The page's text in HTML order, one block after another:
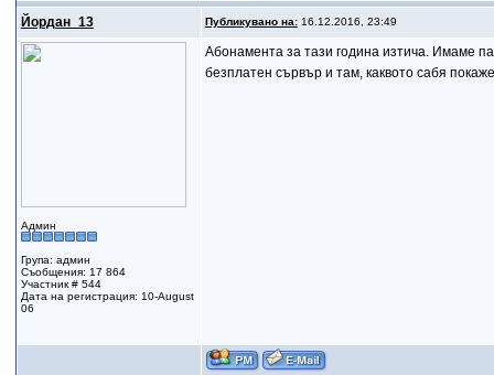
Йордан_13 Публикувано на:16.12.2016, 23:49
Админ
Група: админ
Съобщения: 17 864
Участник # 544
Дата на регистрация: 10-August
06
Абонамента за тази година изтича. Имаме
безплатен сървър и там, каквото сабя